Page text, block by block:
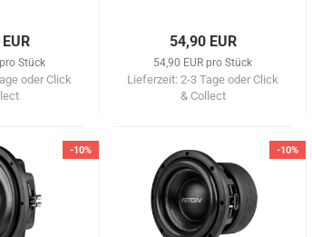
Stück
oder Click
54,90 EUR
54,90 EUR pro Stück
Lieferzeit: 2-3 Tage oder Click
& Collect
-10% -10%